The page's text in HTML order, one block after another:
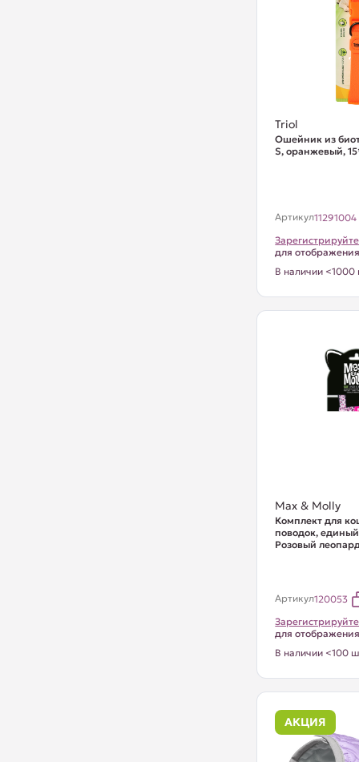
Triol
Ошейник из
S, оранжевый,
Артикул11291004
для
В наличии <1000
Max & Molly
Комплект для
поводок,
Розовый
Артикул120053
для
В наличии <100
АКЦИЯ